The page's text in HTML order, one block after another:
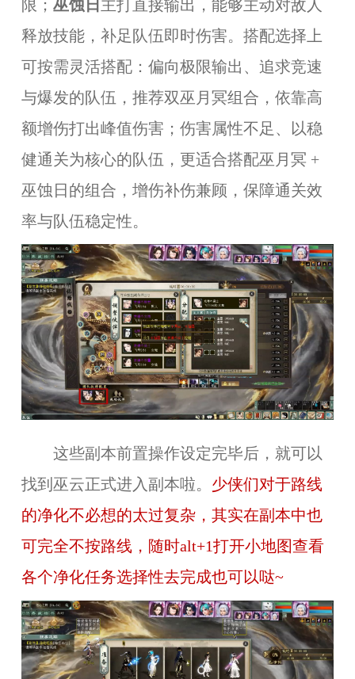
限； 巫蚀日 主打直接输出，能够主动对敌人
释放技能，补足队伍即时伤害。搭配选择上
可按需灵活搭配：偏向极限输出、追求竞速
与爆发的队伍，推荐双巫月冥组合，依靠高
额增伤打出峰值伤害；伤害属性不足、以稳
健通关为核心的队伍，更适合搭配巫月冥 +
巫蚀日的组合，增伤补伤兼顾，保障通关效
率与队伍稳定性。
这些副本前置操作设定完毕后，就可以
找到巫云正式进入副本啦。 少侠们对于路线
的净化不必想的太过复杂，其实在副本中也
可完全不按路线，随时alt+1打开小地图查看
各个净化任务选择性去完成也可以哒~